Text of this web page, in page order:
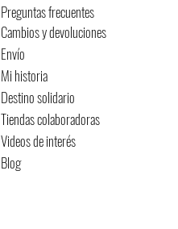
Preguntas frecuentes
Cambios y devoluciones
Envío
Mi historia
Destino solidario
Tiendas colaboradoras
Videos de interés
Blog